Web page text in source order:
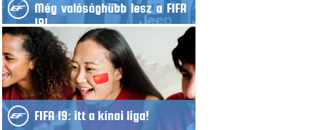
Még valósághűbb lesz a FIFA
19!
FIFA 19: itt a kínai liga!